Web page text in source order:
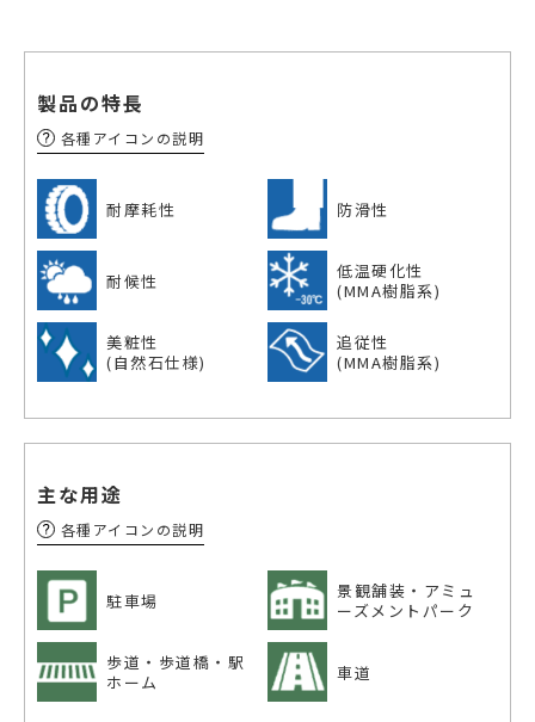
製品の特長
各種アイコンの説明
耐摩耗性 防滑性
耐候性
低温硬化性
(MMA樹脂系)
美粧性
(自然石仕様)
追従性
(MMA樹脂系)
主な用途
各種アイコンの説明
駐車場
景観舗装・アミュ
ーズメントパーク
歩道・歩道橋・ 駅
ホーム
車道